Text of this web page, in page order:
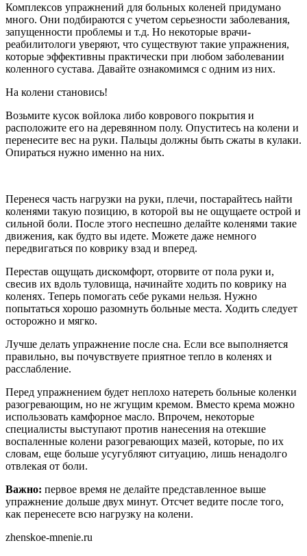
Комплексов упражнений для больных коленей придумано
много. Они подбираются с учетом серьезности заболевания,
запущенности проблемы и т.д. Но некоторые врачи-
реабилитологи уверяют, что существуют такие упражнения,
которые эффективны практически при любом заболевании
коленного сустава. Давайте ознакомимся с одним из них.
На колени становись!
Возьмите кусок войлока либо коврового покрытия и
расположите его на деревянном полу. Опуститесь на колени и
перенесите вес на руки. Пальцы должны быть сжаты в кулаки.
Опираться нужно именно на них.
Перенеся часть нагрузки на руки, плечи, постарайтесь найти
коленями такую позицию, в которой вы не ощущаете острой и
сильной боли. После этого неспешно делайте коленями такие
движения, как будто вы идете. Можете даже немного
передвигаться по коврику взад и вперед.
Перестав ощущать дискомфорт, оторвите от пола руки и,
свесив их вдоль туловища, начинайте ходить по коврику на
коленях. Теперь помогать себе руками нельзя. Нужно
попытаться хорошо разомнуть больные места. Ходить следует
осторожно и мягко.
Лучше делать упражнение после сна. Если все выполняется
правильно, вы почувствуете приятное тепло в коленях и
расслабление.
Перед упражнением будет неплохо натереть больные коленки
разогревающим, но не жгущим кремом. Вместо крема можно
использовать камфорное масло. Впрочем, некоторые
специалисты выступают против нанесения на отекшие
воспаленные колени разогревающих мазей, которые, по их
словам, еще больше усугубляют ситуацию, лишь ненадолго
отвлекая от боли.
Важно: первое время не делайте представленное выше
упражнение дольше двух минут. Отсчет ведите после того,
как перенесете всю нагрузку на колени.
zhenskoe-mnenie.ru